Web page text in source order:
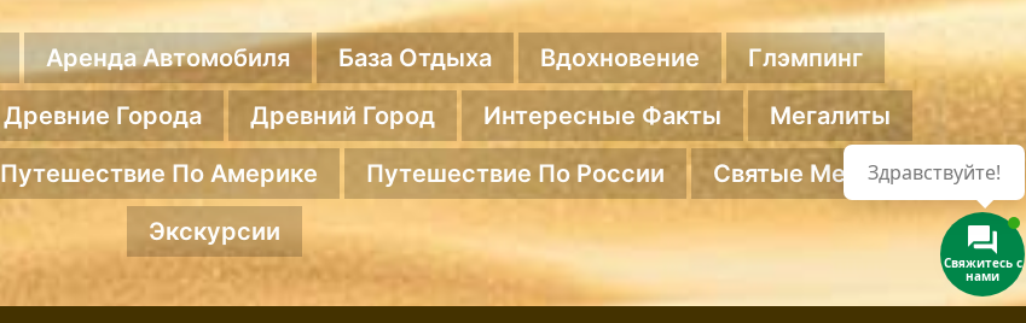
Аренда Автомобиля База Отдыха Вдохновение
Глэмпинг
Древние Города Древний Город Интересные Факты
Мегалиты
Путешествие По Америке Путешествие По России
Святые Места
Экскурсии
Свяжитесь с
нами
Здравствуйте!